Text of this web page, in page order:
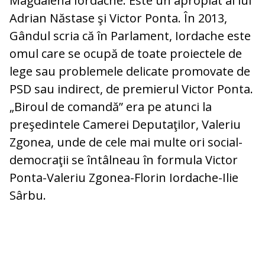
Adrian Năstase şi Victor Ponta. În 2013,
Gândul scria că în Parlament, Iordache este
omul care se ocupă de toate proiectele de
lege sau problemele delicate promovate de
PSD sau indirect, de premierul Victor Ponta.
„Biroul de comandă” era pe atunci la
preşedintele Camerei Deputaţilor, Valeriu
Zgonea, unde de cele mai multe ori social-
democraţii se întâlneau în formula Victor
Ponta-Valeriu Zgonea-Florin Iordache-Ilie
Sârbu.